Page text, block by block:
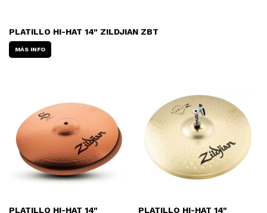
PLATILLO HI-HAT 14" ZILDJIAN ZBT
MÁS INFO
PLATILLO HI-HAT 14" PLATILLO HI-HAT 14"